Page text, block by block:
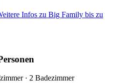
Infos zu Big Family bis zu
· 2 Badezimmer